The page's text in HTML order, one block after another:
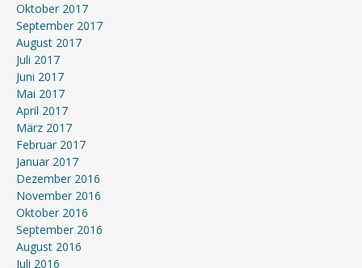
Oktober 2017
September 2017
August 2017
Juli 2017
Juni 2017
Mai 2017
April 2017
März 2017
Februar 2017
Januar 2017
Dezember 2016
November 2016
Oktober 2016
September 2016
August 2016
Juli 2016